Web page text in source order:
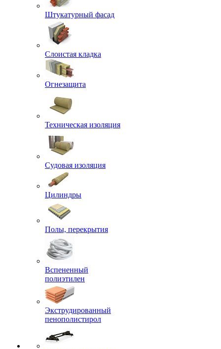
Штукатурный фасад
Слоистая кладка
Огнезащита
Техническая изоляция
Судовая изоляция
Цилиндры
Полы, перекрытия
Вспененный
полиэтилен
Экструдированный
пенополистирол